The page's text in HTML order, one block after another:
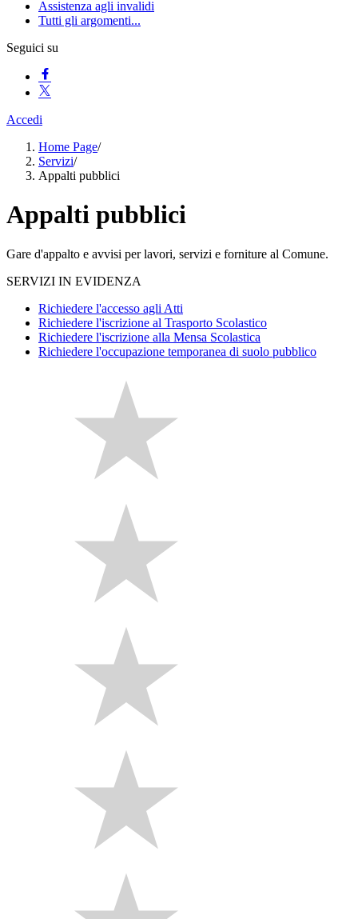
Assistenza agli invalidi
Tutti gli argomenti...
Seguici su
Accedi
Home Page/
Servizi/
Appalti pubblici
Appalti pubblici
Gare d'appalto e avvisi per lavori, servizi e forniture al Comune.
SERVIZI IN EVIDENZA
Richiedere l'accesso agli Atti
Richiedere l'iscrizione al Trasporto Scolastico
Richiedere l'iscrizione alla Mensa Scolastica
Richiedere l'occupazione temporanea di suolo pubblico